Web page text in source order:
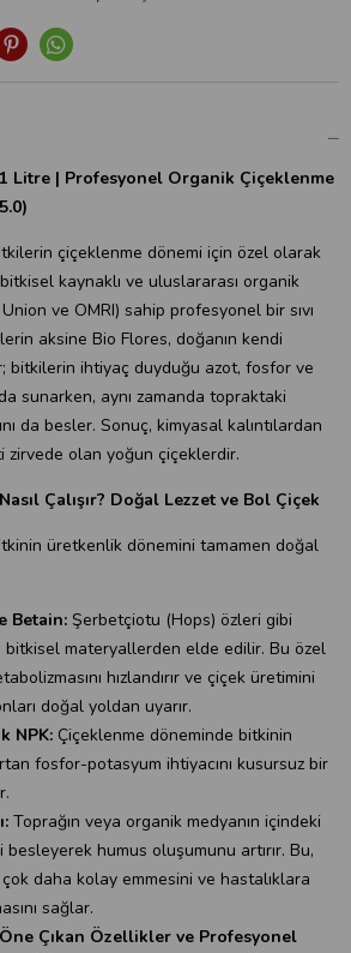
Litre | Profesyonel Organik Çiçeklenme
çiçeklenme dönemi için özel olarak
kaynaklı ve uluslararası organik
ve OMRI) sahip profesyonel bir sıvı
aksine Bio Flores, doğanın kendi
bitkilerin ihtiyaç duyduğu azot, fosfor ve
sunarken, aynı zamanda topraktaki
da besler. Sonuç, kimyasal kalıntılardan
zirvede olan yoğun çiçeklerdir.
Çalışır? Doğal Lezzet ve Bol Çiçek
üretkenlik dönemini tamamen doğal
Betain: Şerbetçiotu (Hops) özleri gibi
materyallerden elde edilir. Bu özel
hızlandırır ve çiçek üretimini
doğal yoldan uyarır.
NPK: Çiçeklenme döneminde bitkinin
fosfor-potasyum ihtiyacını kusursuz bir
Toprağın veya organik medyanın içindeki
humus oluşumunu artırır. Bu,
daha kolay emmesini ve hastalıklara
sağlar.
Çıkan Özellikler ve Profesyonel